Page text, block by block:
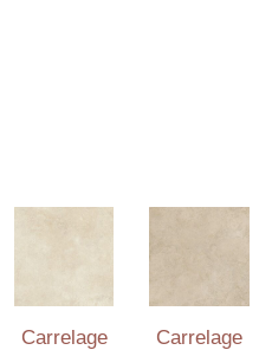
Carrelage
Carrelage